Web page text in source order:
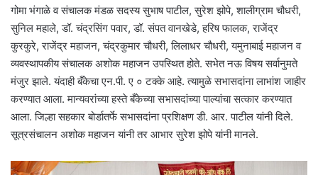
गोमा भंगाळे व संचालक मंडळ सदस्य सुभाष पाटील, सुरेश झोपे, शालीग्राम चौधरी,
सुनिल महाले, डॉ. चंद्रसिंग पवार, डॉ. संपत वानखेडे, हरिष फालक, राजेंद्र
कुरकुरे, राजेंद्र महाजन, चंद्रकुमार चौधरी, लिलाधर चौधरी, यमुनाबाई महाजन व
व्यवस्थापकीय संचालक अशोक महाजन उपस्थित होते. सभेत नऊ विषय सर्वानुमते
मंजुर झाले. यंदाही बँकेचा एन.पी. ए ० टक्के आहे. त्यामुळे सभासदांना लाभांश जाहीर
करण्यात आला. मान्यवरांच्या हस्ते बँकेच्या सभासदांच्या पाल्यांचा सत्कार करण्यात
आला. जिल्हा सहकार बोर्डातर्फे सभासदांना प्रशिक्षण डी. आर. पाटील यांनी दिले.
सूत्रसंचालन अशोक महाजन यांनी तर आभार सुरेश झोपे यांनी मानले.